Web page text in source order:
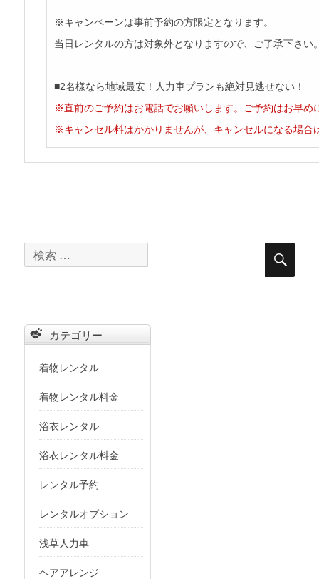
※キャンペーンは事前予約の方限定となります。
当日レンタルの方は対象外となりますので、ご了承下さい
■2名様なら地域最安！人力車プランも絶対見逃せない！
※直前のご予約はお電話でお願いします。ご予約はお早め
※キャンセル料はかかりませんが、キャンセルになる場合
検
検
カテゴリー
着物レンタル
着物レンタル料金
浴衣レンタル
浴衣レンタル料金
レンタル予約
レンタルオプション
浅草人力車
ヘアアレンジ